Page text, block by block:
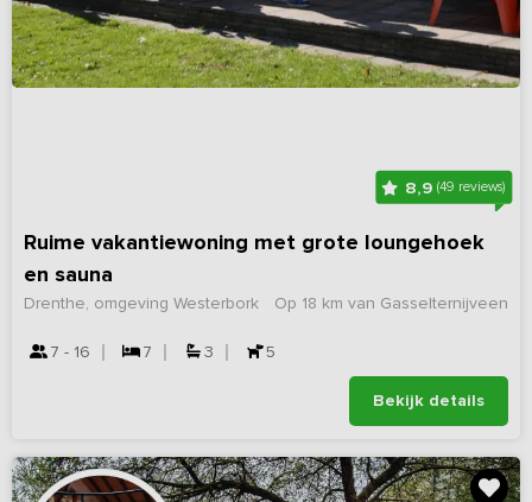
8,9 (49 reviews)
Ruime vakantiewoning met grote loungehoek
en sauna
Op 18 km van Gasselternijveen
Drenthe, omgeving Westerbork
7 - 16 7 3 5
Bekijk details